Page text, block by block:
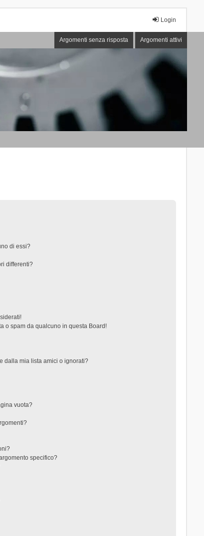
Login
Argomenti senza risposta Argomenti attivi
di essi?
differenti?
o spam da qualcuno in questa Board!
dalla mia lista amici o ignorati?
vuota?
specifico?